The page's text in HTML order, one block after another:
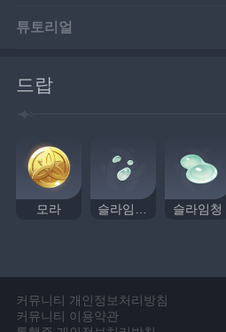
튜토리얼
드랍
모라 슬라임 응축액 슬라임청
커뮤니티 개인정보처리방침
커뮤니티 이용약관